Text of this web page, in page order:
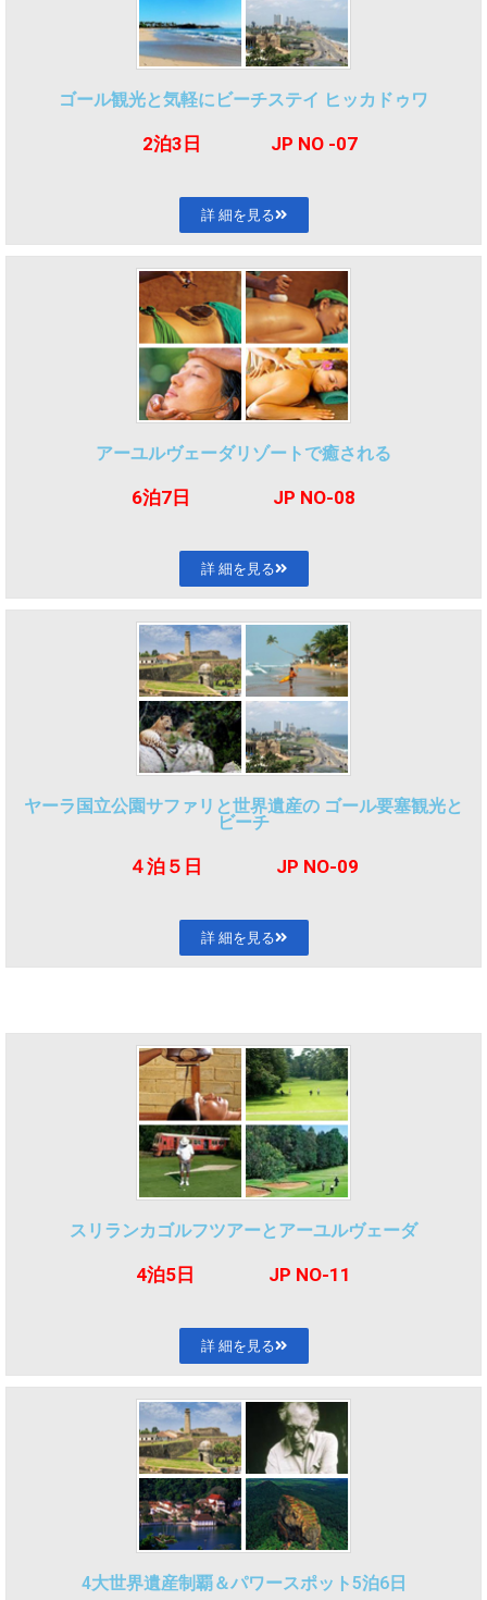
ゴール観光と気軽にビーチステイ ヒッカドゥワ
2泊3日 JP NO -07
詳 細を見る
アーユルヴェーダリゾートで癒される
6泊7日 JP NO-08
詳 細を見る
ヤーラ国立公園サファリと世界遺産の ゴール要塞観光と
ビーチ
４泊５ 日 JP NO-09
詳 細を見る
スリランカゴルフツアーとアーユルヴェーダ
4泊5日 JP NO-11
詳 細を見る
4大世界遺産制覇＆パワースポット5泊6日